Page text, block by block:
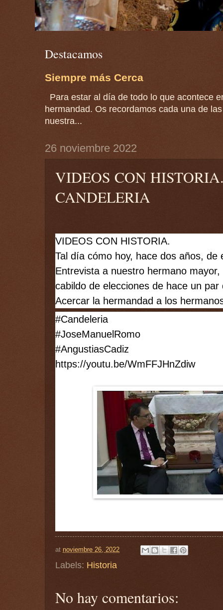
Destacamos
Siempre más Cerca
Para estar al día de todo lo que acontece
hermandad. Os recordamos cada una de
nuestra...
26 noviembre 2022
VIDEOS CON
CANDELERIA
VIDEOS CON HISTORIA.
Tal día cómo hoy, hace dos años, de
Entrevista a nuestro hermano
cabildo de elecciones de hace un
Acercar la hermandad a los
#Candeleria
#JoseManuelRomo
#AngustiasCadiz
https://youtu.be/WmFFJHnZdiw
at noviembre 26, 2022
Labels: Historia
No hay comentarios: